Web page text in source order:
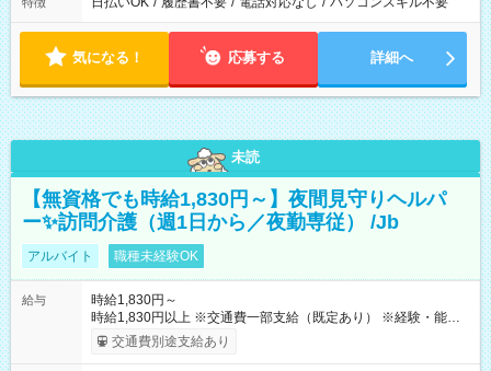
気になる！ 応募する 詳細へ
未読
【無資格でも時給1,830円～】夜間見守りヘルパ
ー✨訪問介護（週1日から／夜勤専従） /Jb
アルバイト 職種未経験OK
給与
時給1,830円～
時給1,830円以上 ※交通費一部支給（既定あり） ※経験・能力を
考慮して決定します 【収入例】 週1回勤務の場合：1,830円×8時
間×4回=5万8,560円 週3回勤務の場合：1,830円×8時間×12回
交通費別途支給あり